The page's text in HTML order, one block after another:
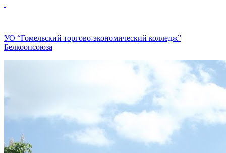
УО “Гомельский торгово-экономический колледж”
Белкоопсоюза